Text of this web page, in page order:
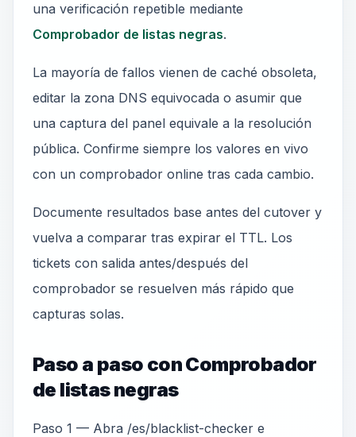
una verificación repetible mediante
Comprobador de listas negras.
La mayoría de fallos vienen de caché obsoleta,
editar la zona DNS equivocada o asumir que
una captura del panel equivale a la resolución
pública. Confirme siempre los valores en vivo
con un comprobador online tras cada cambio.
Documente resultados base antes del cutover y
vuelva a comparar tras expirar el TTL. Los
tickets con salida antes/después del
comprobador se resuelven más rápido que
capturas solas.
Paso a paso con Comprobador
de listas negras
Paso 1 — Abra /es/blacklist-checker e